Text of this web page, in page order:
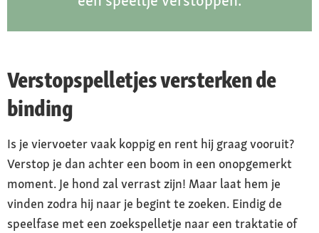
Verstopspelletjes versterken de
binding
Is je viervoeter vaak koppig en rent hij graag vooruit?
Verstop je dan achter een boom in een onopgemerkt
moment. Je hond zal verrast zijn! Maar laat hem je
vinden zodra hij naar je begint te zoeken. Eindig de
speelfase met een zoekspelletje naar een traktatie of